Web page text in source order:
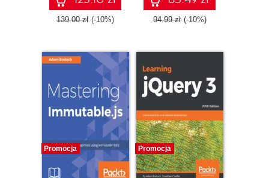
139.00 zł (-10%)
- Second Edition
94.99 zł (-10%)
Promocja Promocja